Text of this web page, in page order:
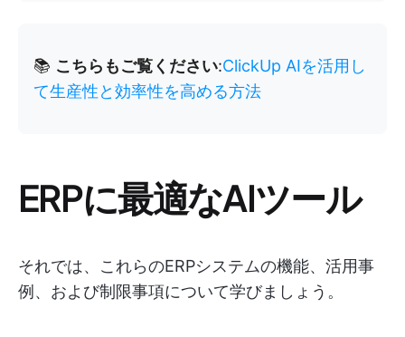
📚 こちらもご覧ください:ClickUp AIを活用し
て生産性と効率性を高める方法
ERPに最適なAIツール
それでは、これらのERPシステムの機能、活用事
例、および制限事項について学びましょう。